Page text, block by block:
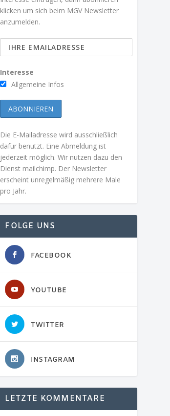
klicken um sich beim MGV Newsletter
anzumelden.
Interesse
Allgemeine Infos
Die E-Mailadresse wird ausschließlich
dafür benutzt. Eine Abmeldung ist
jederzeit möglich. Wir nutzen dazu den
Dienst mailchimp. Der Newsletter
erscheint unregelmäßig mehrere Male
pro Jahr.
FOLGE UNS
FACEBOOK
YOUTUBE
TWITTER
INSTAGRAM
LETZTE KOMMENTARE